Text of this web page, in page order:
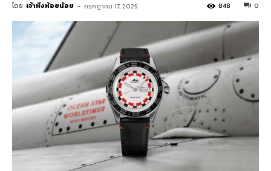
โดย เจ้าหิ่งห้อยน้อย - กรกฎาคม 17, 2025 0
848